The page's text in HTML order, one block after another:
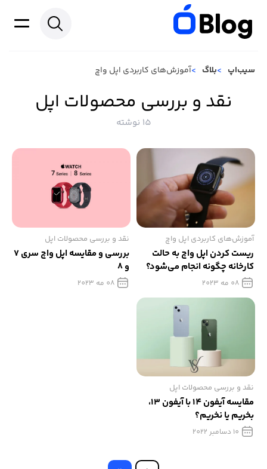
سیب‌اپ بلاگ آموزش‌های کاربردی اپل واچ
نقد و بررسی محصولات اپل
15 نوشته
آموزش‌های کاربردی اپل واچ
ریست کردن اپل واچ به حالت
کارخانه چگونه انجام می‌شود؟
08 مه 2023
نقد و بررسی محصولات اپل
بررسی و مقایسه اپل واچ سری 7
و 8
08 مه 2023
نقد و بررسی محصولات اپل
مقایسه آیفون 14 با آیفون 13،
بخریم یا نخریم؟
10 دسامبر 2022